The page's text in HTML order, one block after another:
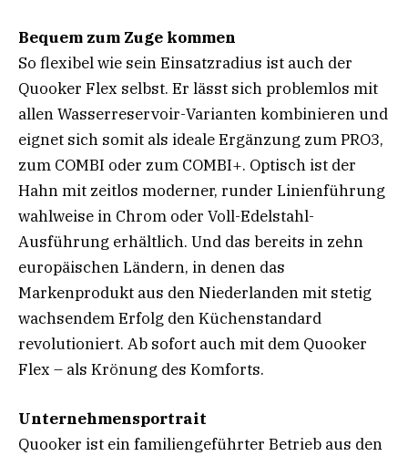
Bequem zum Zuge kommen
So flexibel wie sein Einsatzradius ist auch der
Quooker Flex selbst. Er lässt sich problemlos mit
allen Wasserreservoir-Varianten kombinieren und
eignet sich somit als ideale Ergänzung zum PRO3,
zum COMBI oder zum COMBI+. Optisch ist der
Hahn mit zeitlos moderner, runder Linienführung
wahlweise in Chrom oder Voll-Edelstahl-
Ausführung erhältlich. Und das bereits in zehn
europäischen Ländern, in denen das
Markenprodukt aus den Niederlanden mit stetig
wachsendem Erfolg den Küchenstandard
revolutioniert. Ab sofort auch mit dem Quooker
Flex – als Krönung des Komforts.
Unternehmensportrait
Quooker ist ein familiengeführter Betrieb aus den